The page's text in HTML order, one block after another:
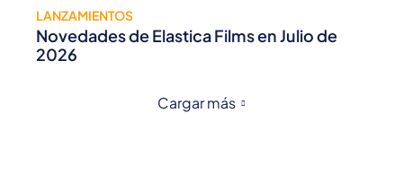
LANZAMIENTOS
Novedades de Elastica Films en Julio de
2026
Cargar más